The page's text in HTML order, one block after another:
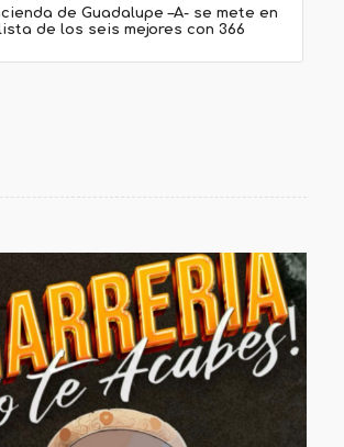
de Guadalupe –A- se mete en
de los seis mejores con 366